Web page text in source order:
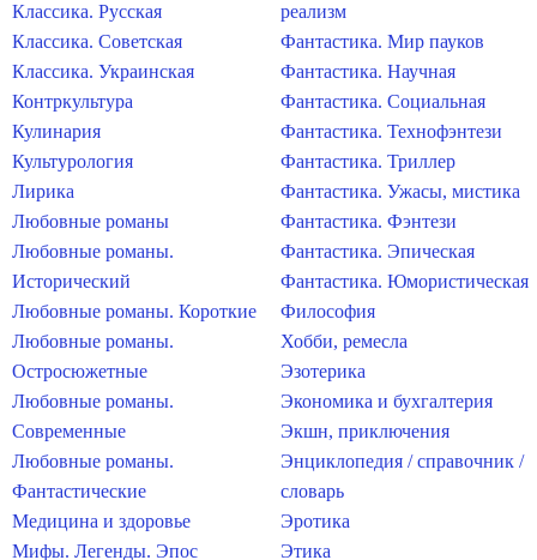
Классика. Русская
Классика. Советская
Классика. Украинская
Контркультура
Кулинария
Культурология
Лирика
Любовные романы
Любовные романы.
Исторический
Любовные романы. Короткие
Любовные романы.
Остросюжетные
Любовные романы.
Современные
Любовные романы.
Фантастические
Медицина и здоровье
Мифы. Легенды. Эпос
реализм
Фантастика. Мир пауков
Фантастика. Научная
Фантастика. Социальная
Фантастика. Технофэнтези
Фантастика. Триллер
Фантастика. Ужасы, мистика
Фантастика. Фэнтези
Фантастика. Эпическая
Фантастика. Юмористическая
Философия
Хобби, ремесла
Эзотерика
Экономика и бухгалтерия
Экшн, приключения
Энциклопедия / справочник /
словарь
Эротика
Этика